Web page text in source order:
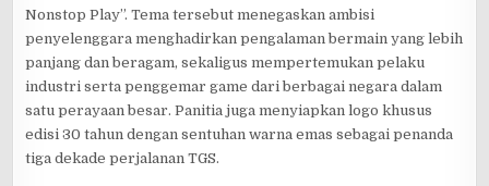
Nonstop Play”. Tema tersebut menegaskan ambisi
penyelenggara menghadirkan pengalaman bermain yang lebih
panjang dan beragam, sekaligus mempertemukan pelaku
industri serta penggemar game dari berbagai negara dalam
satu perayaan besar. Panitia juga menyiapkan logo khusus
edisi 30 tahun dengan sentuhan warna emas sebagai penanda
tiga dekade perjalanan TGS.